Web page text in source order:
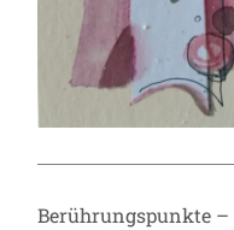
Berührungspunkte –